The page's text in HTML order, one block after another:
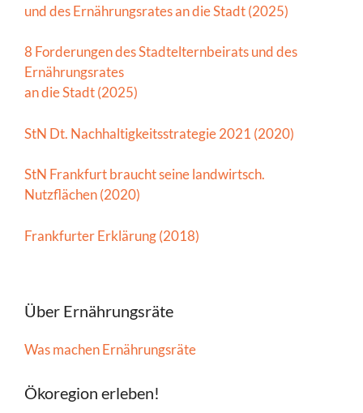
und des Ernährungsrates an die Stadt (2025)
8 Forderungen des Stadtelternbeirats und des
Ernährungsrates
an die Stadt (2025)
StN Dt. Nachhaltigkeitsstrategie 2021 (2020)
StN Frankfurt braucht seine landwirtsch.
Nutzflächen (2020)
Frankfurter Erklärung (2018)
Über Ernährungsräte
Was machen Ernährungsräte
Ökoregion erleben!